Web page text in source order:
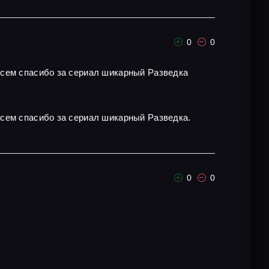
0 0
спасибо за сериал шикарный Разведка
спасибо за сериал шикарный Разведка.
0 0